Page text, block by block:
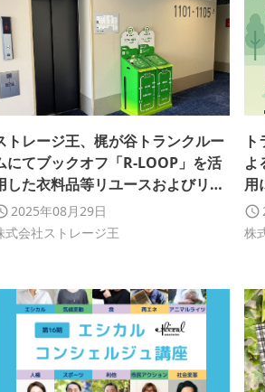
トレージ王、梶が谷トランクルー
にてブックオフ「R-LOOP」を活
した衣料品等リユースおよびリサ
クルの推進をPOCとして9月1日よ
1カ月間実施
2025年08月29日
式会社ストレージ王
よ
用
の
株